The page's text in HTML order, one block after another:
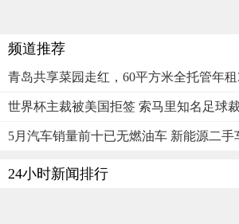
频道推荐
青岛共享菜园走红，60平方米全托管年租
世界杯主裁被美国拒签 索马里知名足球
5月汽车销量前十已无燃油车 新能源二手
24小时新闻排行